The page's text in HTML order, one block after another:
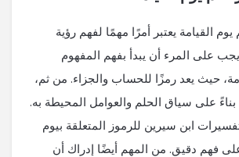
القيامة يعتبر أمرًا مهمًا لفهم رؤية
على المرء أن يبدأ بفهم المفهوم
حيث يعد رمزًا للحساب والجزاء. من ثم،
على سياق الحلم والعوامل المحيطة به.
ابن سيرين للرموز المتعلقة بيوم
فهم دقيق. من المهم أيضًا إدراك أن